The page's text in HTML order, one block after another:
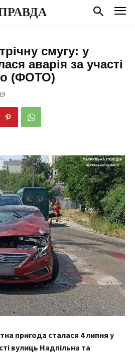
смугу: у
аварія за участі
(ФОТО)
пригода сталася 4 липня у
вулиць Надпільна та